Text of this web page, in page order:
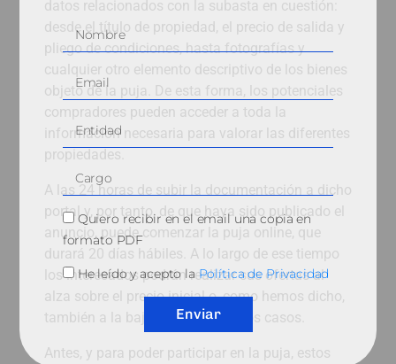
datos relacionados con la subasta en cuestión:
desde el título de propiedad, el precio de salida y
pliego de condiciones, hasta fotografías y
cualquier otro elemento descriptivo de los bienes
objeto de la puja. De esta forma, los potenciales
compradores pueden acceder a toda la
información necesaria para valorar las diferentes
propiedades.
A las 24 horas de subir la documentación a dicho
portal y, por tanto, de que haya sido publicado el
anuncio, puede comenzar la puja online, que
durará 20 días hábiles. A lo largo de ese tiempo
los interesados podrán realizar sus ofertas al
alza sobre el precio inicial o, como hemos dicho,
también a la baja en determinados casos.
Antes, y para poder participar en la puja, estos
Quiero recibir en el email una copia en
formato PDF
He leído y acepto laPolítica de Privacidad
Enviar